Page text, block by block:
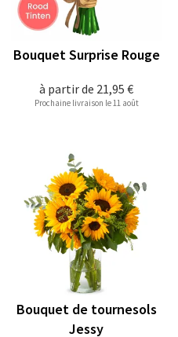
à partir de 21,95 €
Bouquet Surprise Rouge
Prochaine livraison le 11 août
Bouquet de tournesols
Jessy